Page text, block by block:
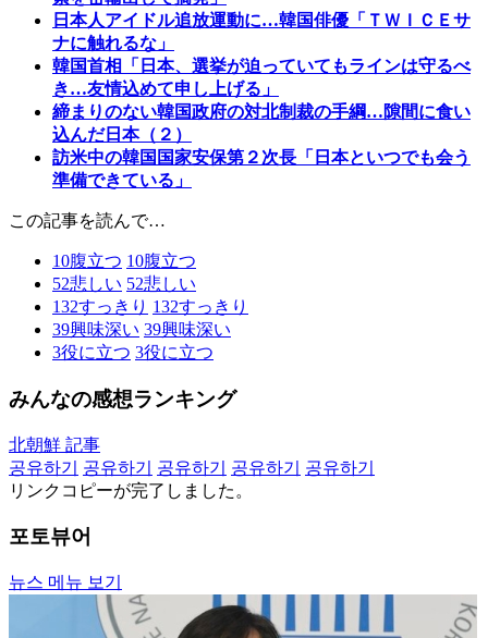
日本人アイドル追放運動に…韓国俳優「ＴＷＩＣＥサ
ナに触れるな」
韓国首相「日本、選挙が迫っていてもラインは守るべ
き…友情込めて申し上げる」
締まりのない韓国政府の対北制裁の手綱…隙間に食い
込んだ日本（２）
訪米中の韓国国家安保第２次長「日本といつでも会う
準備できている」
この記事を読んで…
10腹立つ 10腹立つ
52悲しい 52悲しい
132すっきり 132すっきり
39興味深い 39興味深い
3役に立つ 3役に立つ
みんなの感想ランキング
北朝鮮 記事
공유하기
공유하기 공유하기 공유하기
공유하기
リンクコピーが完了しました。
포토뷰어
뉴스 메뉴 보기